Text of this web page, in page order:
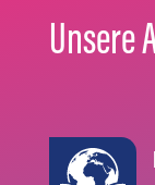
Unsere